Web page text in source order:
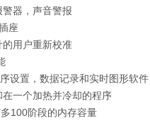
器，声音警报
座
用户重新校准
置，数据记录和实时图形软件
一个加热并冷却的程序
100阶段的内存容量